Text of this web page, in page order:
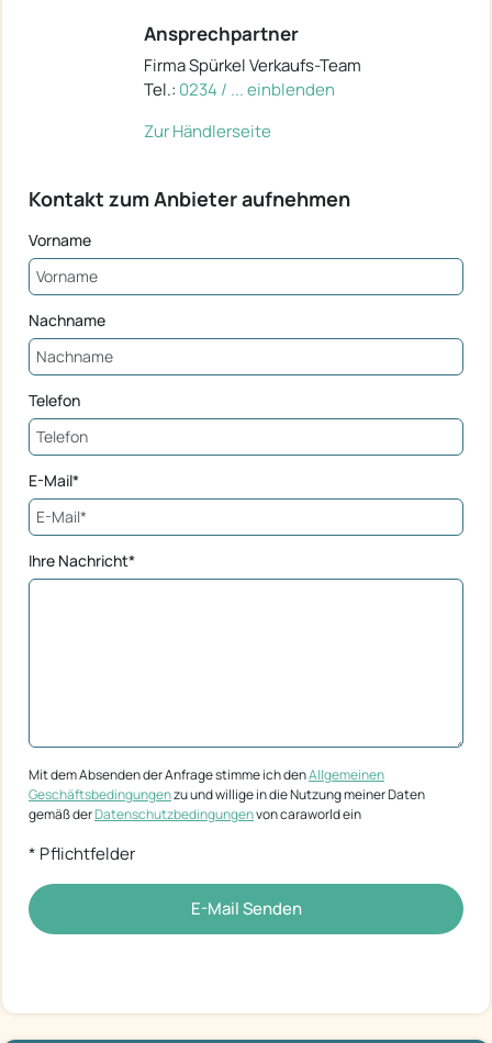
Ansprechpartner
Firma Spürkel Verkaufs-Team
Tel.: 0234 / ... einblenden
Zur Händlerseite
Kontakt zum Anbieter aufnehmen
Vorname
Nachname
Telefon
E-Mail*
Ihre Nachricht*
Mit dem Absenden der Anfrage stimme ich denAllgemeinen
Geschäftsbedingungenzu und willige in die Nutzung meiner Daten
gemäß derDatenschutzbedingungenvon caraworld ein
* Pflichtfelder
E-Mail Senden